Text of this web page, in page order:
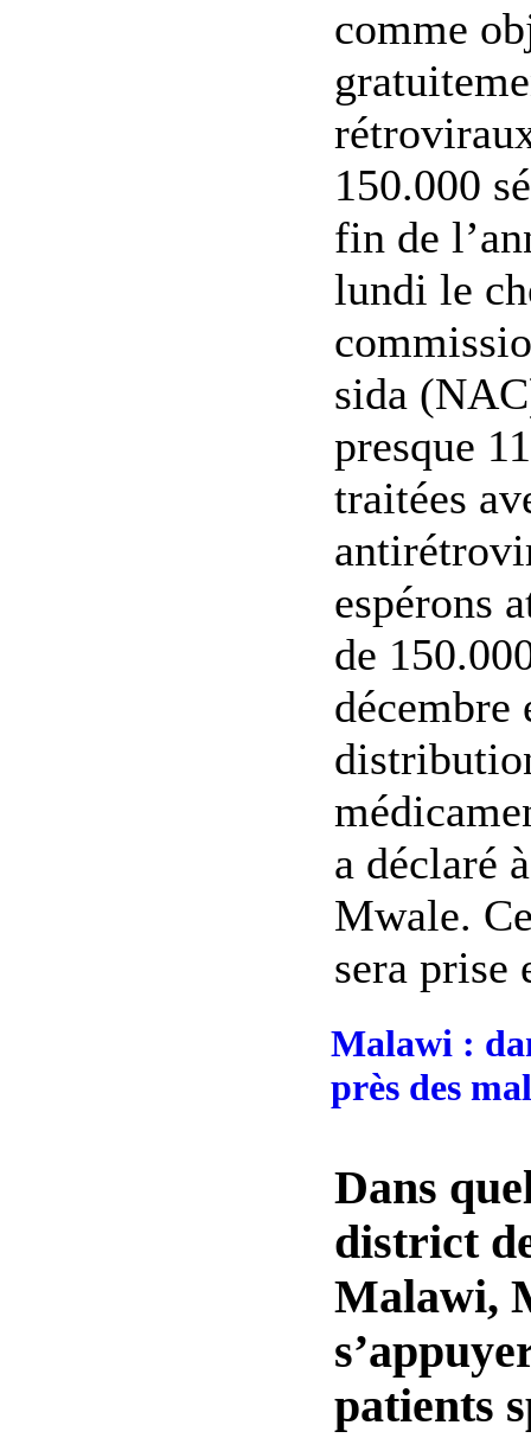
comme
150.000
fin de
lundi le
sida
presque
traitées
espérons
de
décembre
a déclaré
Mwale.
sera prise
Malawi :
près des
Dans
district
Malawi,
patients